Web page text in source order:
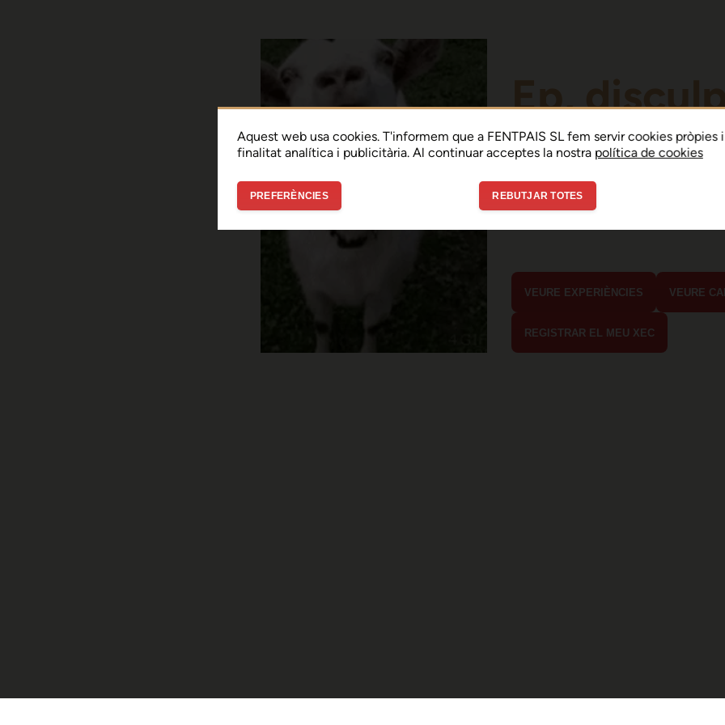
Ep,
Sembla que hi ha
error de connexió
En menys de 15 segons hauria
VEURE EXPERIÈNCIES VEURE
REGISTRAR EL MEU XEC
Aquest web usa cookies. T'informem que a FENTPAIS SL fem servir cookies pròpies
finalitat analítica i publicitària. Al continuar acceptes la nostra política de cookies
PREFERÈNCIES REBUTJAR TOTES